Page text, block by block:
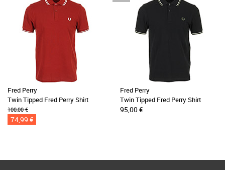
Fred Perry
Twin Tipped Fred Perry Shirt
100,00 €
74,99 €
Fred Perry
Twin Tipped Fred Perry Shirt
95,00 €